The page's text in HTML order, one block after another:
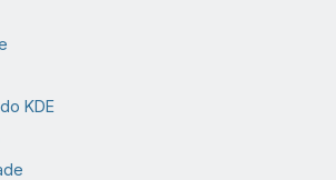
KDE